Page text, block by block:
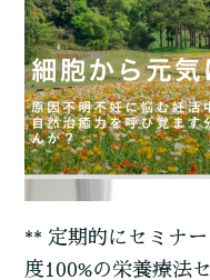
** 定期的にセミナ
度100%の栄養療法